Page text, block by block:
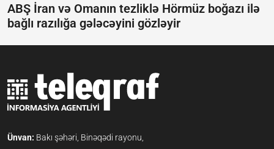
ABŞ İran və Omanın tezliklə Hörmüz boğazı ilə
bağlı razılığa gələcəyini gözləyir
Ünvan: Bakı şəhəri, Binəqədi rayonu,